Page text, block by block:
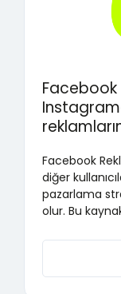
Facebook
Facebook
diğer
pazarlama
olur. Bu